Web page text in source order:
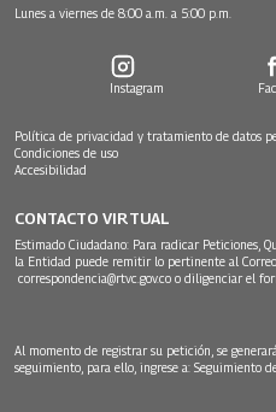
Lunes a viernes de 8:00 a.m. a 5:00 p.m.
Instagram
Política de privacidad y tratamiento de datos
Condiciones de uso
Accesibilidad
CONTACTO VIRTUAL
Estimado Ciudadano: Para radicar Peticiones,
la Entidad puede remitir lo pertinente al
correspondencia@rtvc.gov.co o diligenciar el
Al momento de registrar su petición, se
seguimiento, para ello, ingrese a: Seguimiento